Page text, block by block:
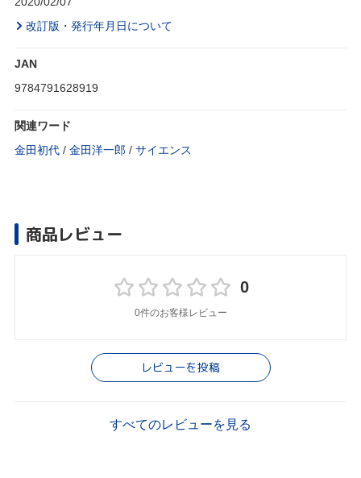
改訂版・発行年月日について
JAN
9784791628919
関連ワード
金田初代 / 金田洋一郎 / サイエンス
商品レビュー
0
0件のお客様レビュー
レビューを投稿
すべてのレビューを見る